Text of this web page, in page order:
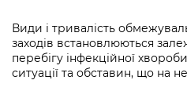
Види і тривалість
заходів встановлюються
перебігу інфекційної
ситуації та обставин, що на